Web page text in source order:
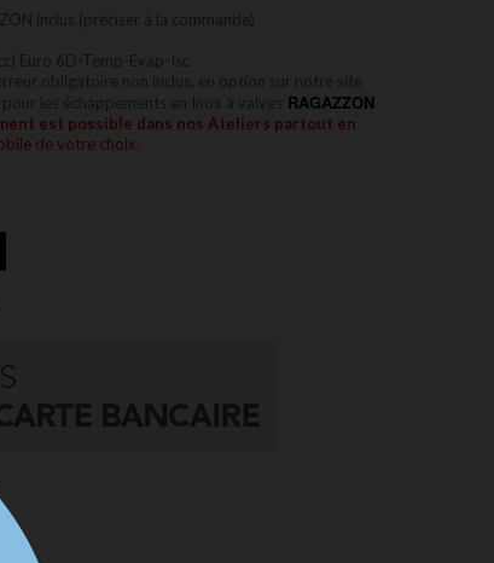
RAGAZZON
est possible dans nos Ateliers partout en
de votre choix.